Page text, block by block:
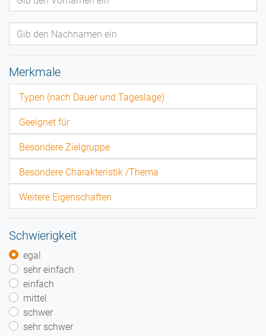
Merkmale
Typen (nach Dauer und Tageslage)
Geeignet für
Besondere Zielgruppe
Besondere Charakteristik /Thema
Weitere Eigenschaften
Schwierigkeit
egal
sehr einfach
einfach
mittel
schwer
sehr schwer